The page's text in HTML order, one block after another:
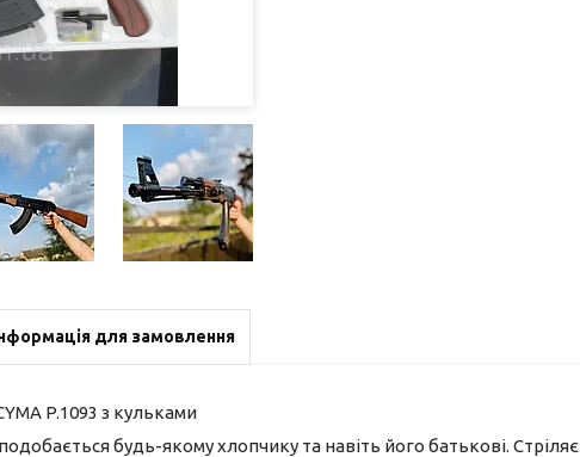
для замовлення
P.1093 з кульками
будь-якому хлопчику та навіть його батькові. Стріляє